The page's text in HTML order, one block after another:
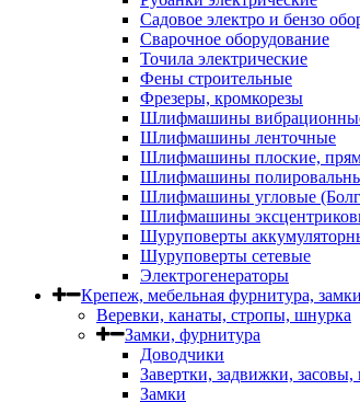
Садовое электро и бензо
Сварочное оборудование
Точила электрические
Фены строительные
Фрезеры, кромкорезы
Шлифмашины
Шлифмашины ленточные
Шлифмашины плоские,
Шлифмашины
Шлифмашины угловые
Шлифмашины
Шуруповерты
Шуруповерты сетевые
Электрогенераторы
Крепеж, мебельная фурнитура,
Веревки, канаты, стропы, шнурка
Замки, фурнитура
Доводчики
Завертки, задвижки,
Замки